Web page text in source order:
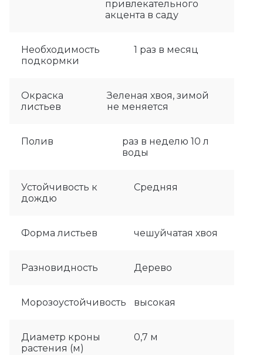
привлекательного
акцента в саду
Необходимость
подкормки
1 раз в месяц
Окраска
листьев
Зеленая хвоя, зимой
не меняется
Полив
раз в неделю 10 л
воды
Устойчивость к
дождю
Средняя
Форма листьев чешуйчатая хвоя
Разновидность Дерево
Морозоустойчивость высокая
Диаметр кроны
растения (м)
0,7 м